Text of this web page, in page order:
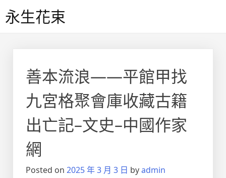
to永生花束
善本流浪——平館甲找
九宮格聚會庫收藏古籍
出亡記–文史–中國作家
網
Posted on 2025 年 3 月 3 日 byadmin